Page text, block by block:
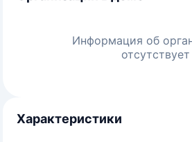
Информация об
отсутствует
Характеристики